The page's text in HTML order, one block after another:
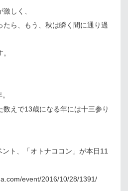
しく、
たら、もう、秋は瞬く間に通り過
えで13歳になる年には十三参り
ト、「オトナココン」が本日11
event/2016/10/28/1391/